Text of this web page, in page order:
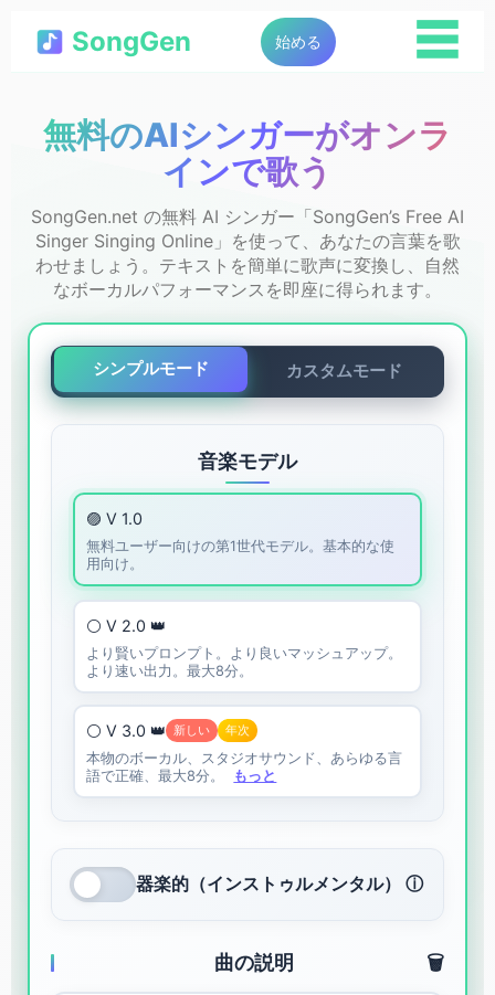
SongGen 始める ☰
無料のAIシンガーがオンラ
インで歌う
SongGen.net の無料 AI シンガー「SongGen’s Free AI
Singer Singing Online」を使って、あなたの言葉を歌
わせましょう。テキストを簡単に歌声に変換し、自然
なボーカルパフォーマンスを即座に得られます。
シンプルモード カスタムモード
音楽モデル
🟣 V 1.0
無料ユーザー向けの第1世代モデル。基本的な使
用向け。
⚪ V 2.0 👑
より賢いプロンプト。より良いマッシュアップ。
より速い出力。最大8分。
⚪ V 3.0 👑 新しい 年次
本物のボーカル、スタジオサウンド、あらゆる言
語で正確、最大8分。
もっと
器楽的（インストゥルメンタル） ⓘ
曲の説明 🗑️